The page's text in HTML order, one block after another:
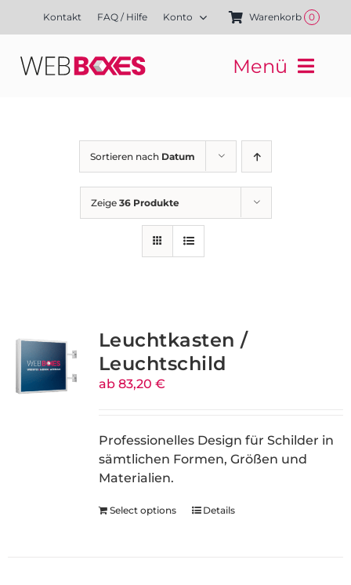
Kontakt FAQ / Hilfe Konto Warenkorb 0
Menü
Kampagnen
Referenzen
Finanzierung
Sortieren nach Datum
Zeige 36 Produkte
Leuchtkasten /
Leuchtschild
ab 83,20 €
Professionelles Design für Schilder in
sämtlichen Formen, Größen und
Materialien.
Select options Details